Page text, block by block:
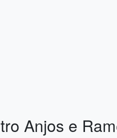
Anjos e